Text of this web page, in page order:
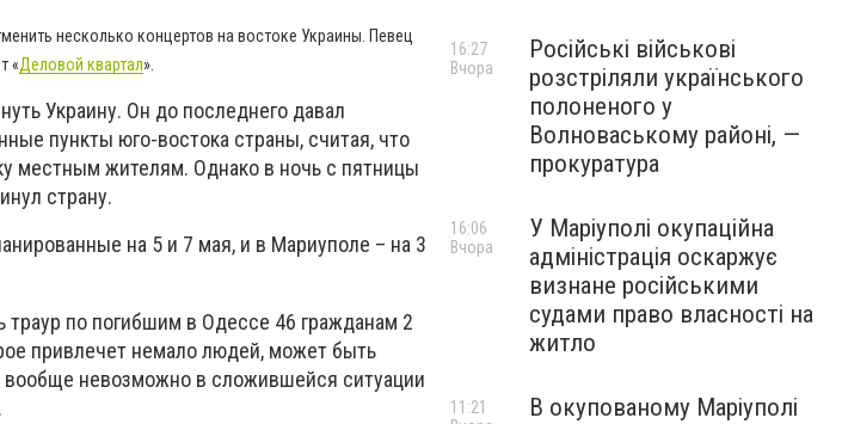
несколько концертов на востоке Украины. Певец
«Деловой квартал».
Украину. Он до последнего давал
пункты юго-востока страны, считая, что
местным жителям. Однако в ночь с пятницы
страну.
на 5 и 7 мая, и в Мариуполе – на 3
по погибшим в Одессе 46 гражданам 2
привлечет немало людей, может быть
вообще невозможно в сложившейся ситуации
Російські військові
розстріляли українського
полоненого у
Волноваському районі, —
прокуратура
16:27
Вчора
У Маріуполі окупаційна
адміністрація оскаржує
визнане російськими
судами право власності на
житло
16:06
Вчора
В окупованому Маріуполі
11:21